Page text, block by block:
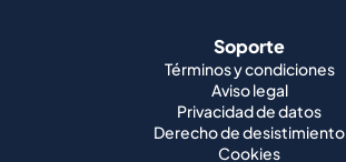
Soporte
Términos y condiciones
Aviso legal
Privacidad de datos
Derecho de desistimiento
Cookies